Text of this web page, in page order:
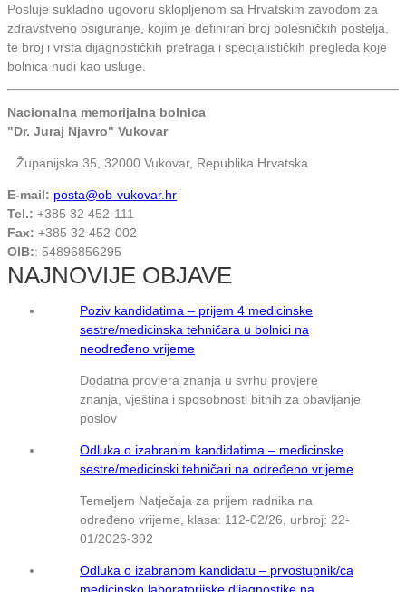
Posluje sukladno ugovoru sklopljenom sa Hrvatskim zavodom za
zdravstveno osiguranje, kojim je definiran broj bolesničkih postelja,
te broj i vrsta dijagnostičkih pretraga i specijalističkih pregleda koje
bolnica nudi kao usluge.
Nacionalna memorijalna bolnica
"Dr. Juraj Njavro" Vukovar
Županijska 35, 32000 Vukovar, Republika Hrvatska
E-mail: posta@ob-vukovar.hr
Tel.: +385 32 452-111
Fax: +385 32 452-002
OIB:: 54896856295
NAJNOVIJE OBJAVE
Poziv kandidatima – prijem 4 medicinske
sestre/medicinska tehničara u bolnici na
neodređeno vrijeme
Dodatna provjera znanja u svrhu provjere
znanja, vještina i sposobnosti bitnih za obavljanje
poslov
Odluka o izabranim kandidatima – medicinske
sestre/medicinski tehničari na određeno vrijeme
Temeljem Natječaja za prijem radnika na
određeno vrijeme, klasa: 112-02/26, urbroj: 22-
01/2026-392
Odluka o izabranom kandidatu – prvostupnik/ca